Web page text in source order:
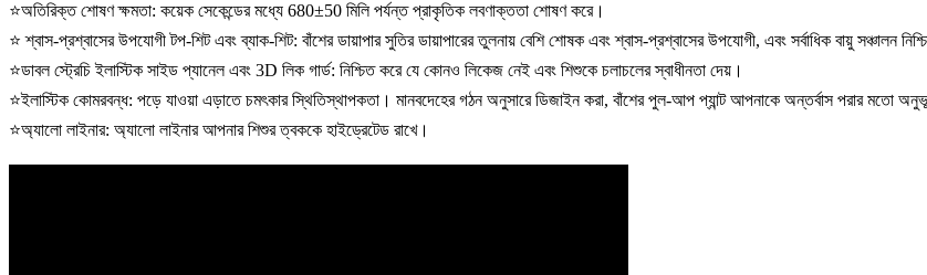
⭐অতিরিক্ত শোষণ ক্ষমতা: কয়েক সেকেন্ডের মধ্যে 680±50 মিলি পর্যন্ত প্রাকৃতিক লবণাক্ততা শোষণ করে।
⭐ শ্বাস-প্রশ্বাসের উপযোগী টপ-শিট এবং ব্যাক-শিট: বাঁশের ডায়াপার সুতির ডায়াপারের তুলনায় বেশি শোষক এবং শ্বাস-প্রশ্বাসের উপযোগী, এবং সর্বাধিক বায়ু সঞ্চালন
⭐ডাবল স্ট্রেচি ইলাস্টিক সাইড প্যানেল এবং 3D লিক গার্ড: নিশ্চিত করে যে কোনও লিকেজ নেই এবং শিশুকে চলাচলের স্বাধীনতা দেয়।
⭐ইলাস্টিক কোমরবন্ধ: পড়ে যাওয়া এড়াতে চমৎকার স্থিতিস্থাপকতা। মানবদেহের গঠন অনুসারে ডিজাইন করা, বাঁশের পুল-আপ প্যান্ট আপনাকে অন্তর্বাস পরার মতো
⭐অ্যালো লাইনার: অ্যালো লাইনার আপনার শিশুর ত্বককে হাইড্রেটেড রাখে।